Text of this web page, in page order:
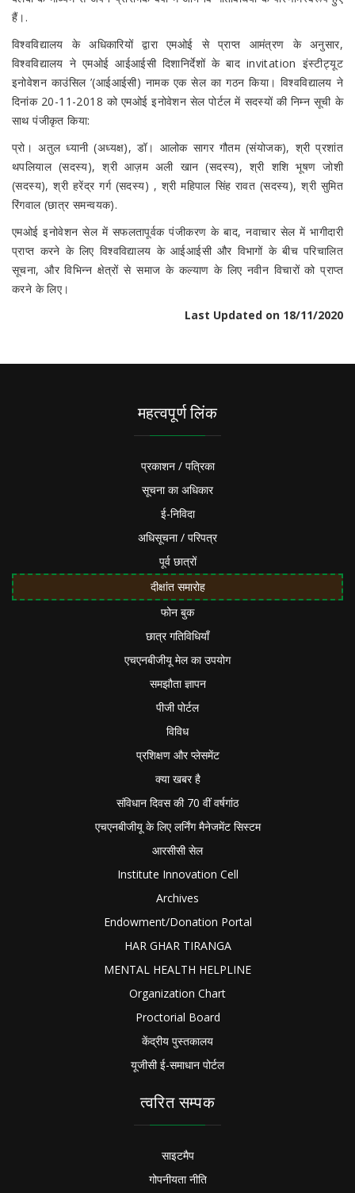
हैं।.
विश्वविद्यालय के अधिकारियों द्वारा एमओई से प्राप्त आमंत्रण के अनुसार,
विश्वविद्यालय ने एमओई आईआईसी दिशानिर्देशों के बाद invitation इंस्टीट्यूट
इनोवेशन काउंसिल ’(आईआईसी) नामक एक सेल का गठन किया। विश्वविद्यालय ने
दिनांक 20-11-2018 को एमओई इनोवेशन सेल पोर्टल में सदस्यों की निम्न सूची के
साथ पंजीकृत किया:
प्रो। अतुल ध्यानी (अध्यक्ष), डॉ। आलोक सागर गौतम (संयोजक), श्री प्रशांत
थपलियाल (सदस्य), श्री आज़म अली खान (सदस्य), श्री शशि भूषण जोशी
(सदस्य), श्री हरेंद्र गर्ग (सदस्य) , श्री महिपाल सिंह रावत (सदस्य), श्री सुमित
रिंगवाल (छात्र समन्वयक).
एमओई इनोवेशन सेल में सफलतापूर्वक पंजीकरण के बाद, नवाचार सेल में भागीदारी
प्राप्त करने के लिए विश्वविद्यालय के आईआईसी और विभागों के बीच परिचालित
सूचना, और विभिन्न क्षेत्रों से समाज के कल्याण के लिए नवीन विचारों को प्राप्त
करने के लिए।
Last Updated on 18/11/2020
महत्वपूर्ण लिंक
प्रकाशन / पत्रिका
सूचना का अधिकार
ई-निविदा
अधिसूचना / परिपत्र
पूर्व छात्रों
दीक्षांत समारोह
फोन बुक
छात्र गतिविधियाँ
एचएनबीजीयू मेल का उपयोग
समझौता ज्ञापन
पीजी पोर्टल
विविध
प्रशिक्षण और प्लेसमेंट
क्या खबर है
संविधान दिवस की 70 वीं वर्षगांठ
एचएनबीजीयू के लिए लर्निंग मैनेजमेंट सिस्टम
आरसीसी सेल
Institute Innovation Cell
Archives
Endowment/Donation Portal
HAR GHAR TIRANGA
MENTAL HEALTH HELPLINE
Organization Chart
Proctorial Board
केंद्रीय पुस्तकालय
यूजीसी ई-समाधान पोर्टल
त्वरित सम्पक
साइटमैप
गोपनीयता नीति